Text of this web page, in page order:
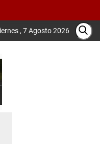
, 7 Agosto 2026